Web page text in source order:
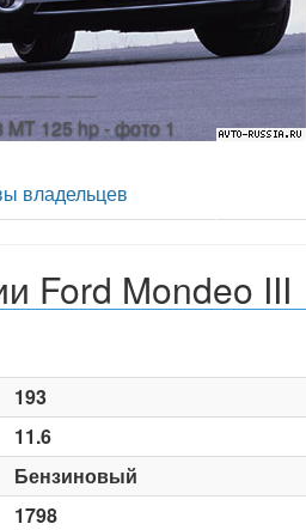
MT 125 hp - фото 2
владельцев
Ford Mondeo III
193
11.6
Бензиновый
1798